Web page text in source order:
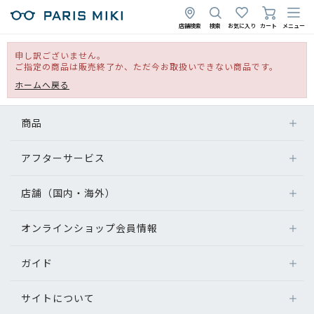
店舗検索 検索 お気に入り カート メニュー
申し訳ございません。
ご指定の商品は販売終了か、ただ今お取扱いできない商品です。
ホームへ戻る
商品
アフターサービス
店舗（国内・海外）
オンラインショップ会員情報
ガイド
サイトについて